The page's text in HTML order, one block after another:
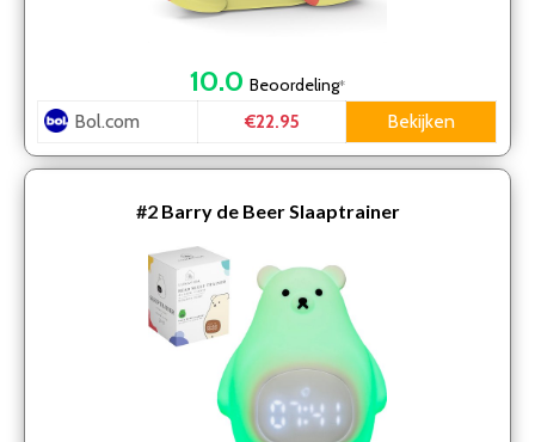
10.0 Beoordeling*
Bol.com €22.95 Bekijken
#2 Barry de Beer Slaaptrainer